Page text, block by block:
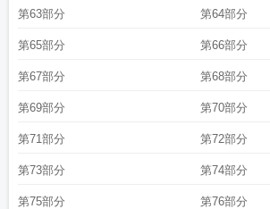
第63部分 第64部分
第65部分 第66部分
第67部分 第68部分
第69部分 第70部分
第71部分 第72部分
第73部分 第74部分
第75部分 第76部分